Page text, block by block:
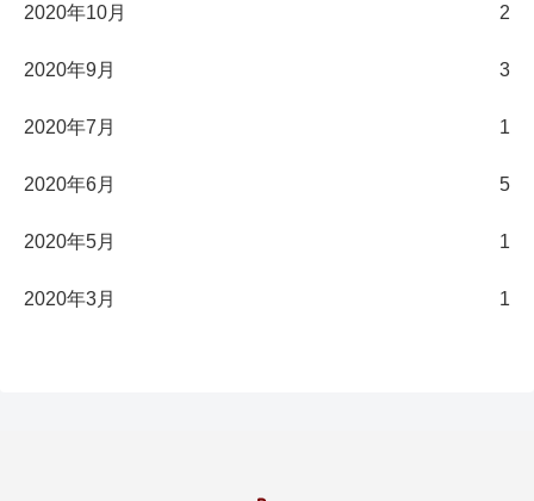
2020年10月 2
2020年9月 3
2020年7月 1
2020年6月 5
2020年5月 1
2020年3月 1